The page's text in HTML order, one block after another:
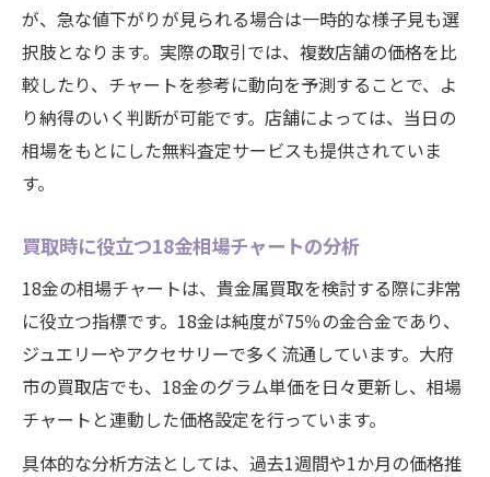
が、急な値下がりが見られる場合は一時的な様子見も選
択肢となります。実際の取引では、複数店舗の価格を比
較したり、チャートを参考に動向を予測することで、よ
り納得のいく判断が可能です。店舗によっては、当日の
相場をもとにした無料査定サービスも提供されていま
す。
買取時に役立つ18金相場チャートの分析
18金の相場チャートは、貴金属買取を検討する際に非常
に役立つ指標です。18金は純度が75％の金合金であり、
ジュエリーやアクセサリーで多く流通しています。大府
市の買取店でも、18金のグラム単価を日々更新し、相場
チャートと連動した価格設定を行っています。
具体的な分析方法としては、過去1週間や1か月の価格推